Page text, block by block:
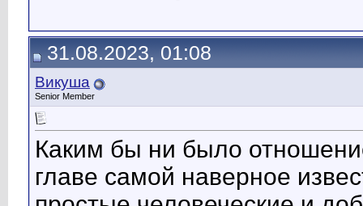
31.08.2023, 01:08
Викуша
Senior Member
Каким бы ни было
главе самой наверное